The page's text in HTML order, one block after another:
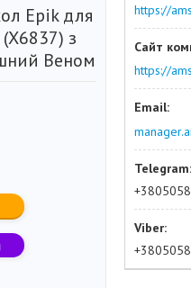
Epik для
з
Веном
https://
https://